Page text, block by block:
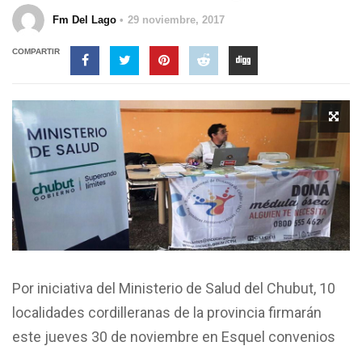
Fm Del Lago 29 noviembre, 2017
COMPARTIR
Por iniciativa del Ministerio de Salud del Chubut, 10
localidades cordilleranas de la provincia firmarán
este jueves 30 de noviembre en Esquel convenios